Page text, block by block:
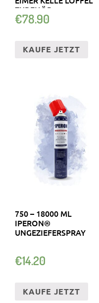
ZUBEHÖR
€78.90
KAUFE JETZT
750 – 18000 ML
IPERON®
UNGEZIEFERSPRAY
€14.20
KAUFE JETZT